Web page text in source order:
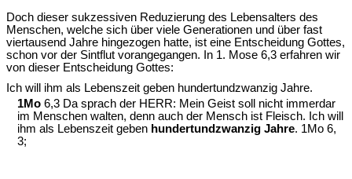
Doch dieser sukzessiven Reduzierung des Lebensalters des
Menschen, welche sich über viele Generationen und über fast
viertausend Jahre hingezogen hatte, ist eine Entscheidung Gottes,
schon vor der Sintflut vorangegangen. In 1. Mose 6,3 erfahren wir
von dieser Entscheidung Gottes:
Ich will ihm als Lebenszeit geben hundertundzwanzig Jahre.
1Mo 6,3 Da sprach der HERR: Mein Geist soll nicht immerdar
im Menschen walten, denn auch der Mensch ist Fleisch. Ich will
ihm als Lebenszeit geben hundertundzwanzig Jahre. 1Mo 6,
3;